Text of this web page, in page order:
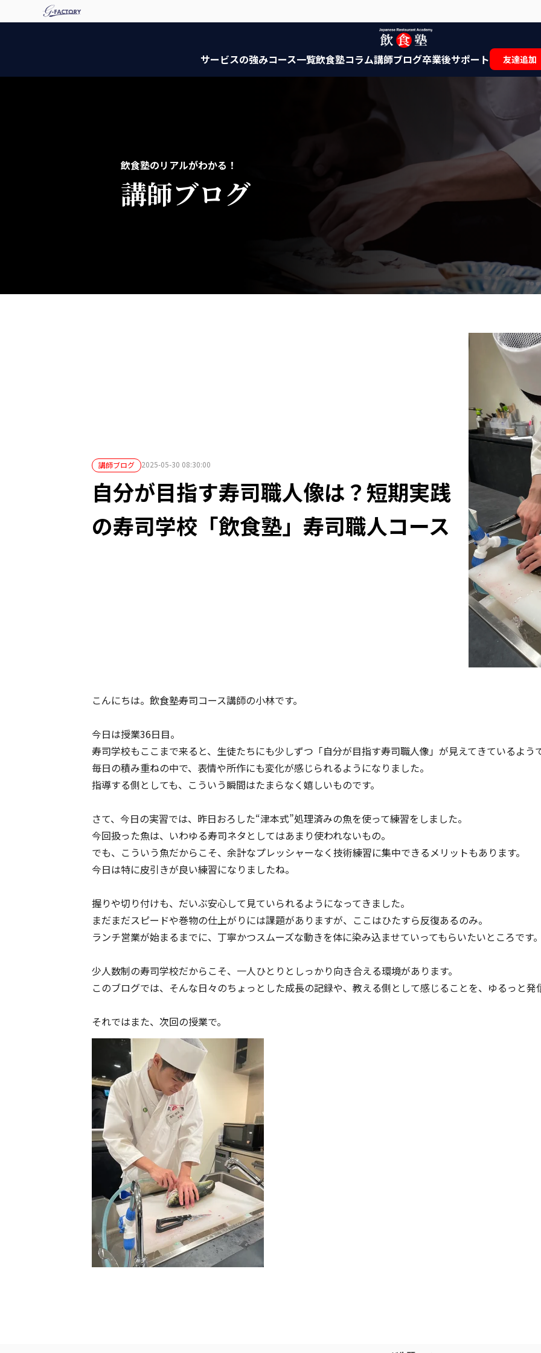
サービスの強みコース一覧飲食塾コラム講師ブログ卒業後サポート 友達追加
飲食塾のリアルがわかる！
講師ブログ
講師ブログ 2025-05-30 08:30:00
自分が目指す寿司職人像は？短期実践
の寿司学校「飲食塾」寿司職人コース
こんにちは。飲食塾寿司コース講師の小林です。
今日は授業36日目。
寿司学校もここまで来ると、生徒たちにも少しずつ「自分が目指す寿司職人像」が見えてきているよう
毎日の積み重ねの中で、表情や所作にも変化が感じられるようになりました。
指導する側としても、こういう瞬間はたまらなく嬉しいものです。
さて、今日の実習では、昨日おろした“津本式”処理済みの魚を使って練習をしました。
今回扱った魚は、いわゆる寿司ネタとしてはあまり使われないもの。
でも、こういう魚だからこそ、余計なプレッシャーなく技術練習に集中できるメリットもあります。
今日は特に皮引きが良い練習になりましたね。
握りや切り付けも、だいぶ安心して見ていられるようになってきました。
まだまだスピードや巻物の仕上がりには課題がありますが、ここはひたすら反復あるのみ。
ランチ営業が始まるまでに、丁寧かつスムーズな動きを体に染み込ませていってもらいたいところです
少人数制の寿司学校だからこそ、一人ひとりとしっかり向き合える環境があります。
このブログでは、そんな日々のちょっとした成長の記録や、教える側として感じることを、ゆるっと発
それではまた、次回の授業で。